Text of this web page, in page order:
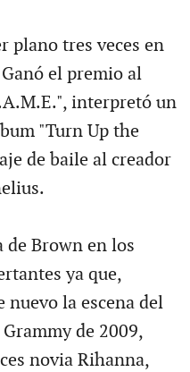
plano tres veces en
el premio al
interpretó un
"Turn Up the
de baile al creador
de Brown en los
ya que,
la escena del
de 2009,
novia Rihanna,